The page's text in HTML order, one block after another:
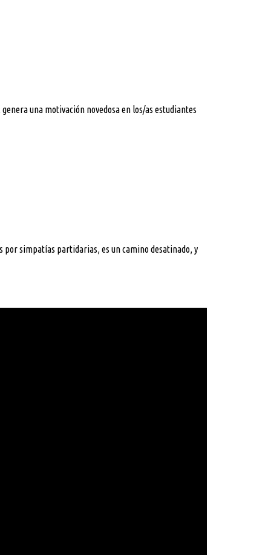
una motivación novedosa en los/as estudiantes
simpatías partidarias, es un camino desatinado, y